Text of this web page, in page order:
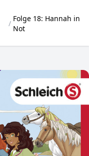
Folge 18: Hannah in
Not